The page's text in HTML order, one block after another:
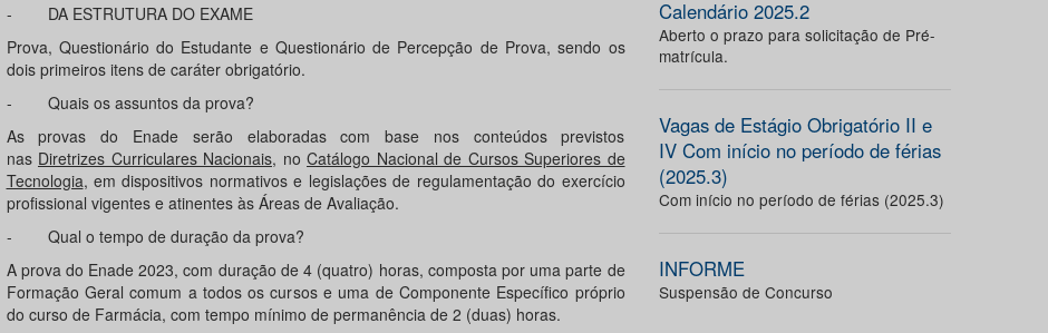
- DA ESTRUTURA DO EXAME
Prova, Questionário do Estudante e Questionário de Percepção de Prova, sendo os
dois primeiros itens de caráter obrigatório.
- Quais os assuntos da prova?
As provas do Enade serão elaboradas com base nos conteúdos previstos
nas Diretrizes Curriculares Nacionais, no Catálogo Nacional de Cursos Superiores de
Tecnologia, em dispositivos normativos e legislações de regulamentação do exercício
profissional vigentes e atinentes às Áreas de Avaliação.
- Qual o tempo de duração da prova?
A prova do Enade 2023, com duração de 4 (quatro) horas, composta por uma parte de
Formação Geral comum a todos os cursos e uma de Componente Específico próprio
do curso de Farmácia, com tempo mínimo de permanência de 2 (duas) horas.
Calendário 2025.2
Aberto o prazo para solicitação de Pré-
matrícula.
Vagas de Estágio Obrigatório II e
IV Com início no período de férias
(2025.3)
Com início no período de férias (2025.3)
INFORME
Suspensão de Concurso